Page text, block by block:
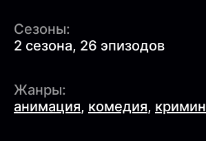
Сезоны:
2 сезона, 26 эпизодов
Жанры:
анимация, комедия,